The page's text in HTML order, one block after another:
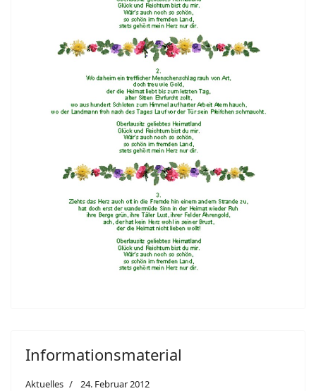
Informationsmaterial
Aktuelles 24. Februar 2012